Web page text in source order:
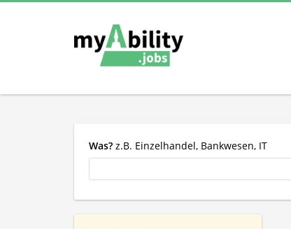
Was? z.B. Einzelhandel, Bankwesen, IT